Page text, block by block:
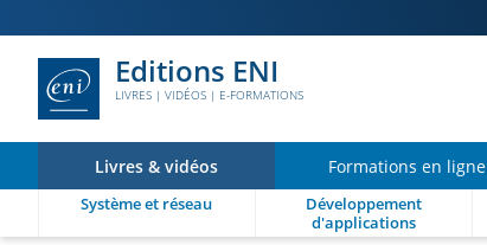
Editions ENI
LIVRES | VIDÉOS | E-FORMATIONS
Livres & vidéos Formations en ligne
Système et réseau
Développement
d'applications